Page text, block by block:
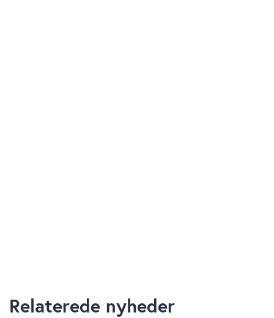
Relaterede nyheder